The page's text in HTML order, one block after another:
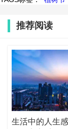
推荐阅读
生活中的人生